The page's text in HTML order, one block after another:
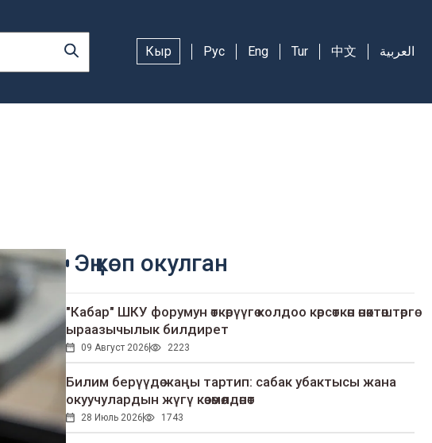
Кыр Рус Eng Tur 中文 العربية
Эң көп окулган
"Кабар" ШКУ форумун өткөрүүгө колдоо көрсөткөн өнөктөштөргө
ыраазычылык билдирет
09 Август 2026 2223
Билим берүүдө жаңы тартип: сабак убактысы жана
окуучулардын жүгү көзөмөлдөнөт
28 Июль 2026 1743